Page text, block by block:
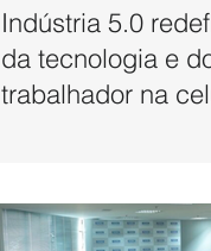
Indústria 5.0
da tecnologia e
trabalhador na